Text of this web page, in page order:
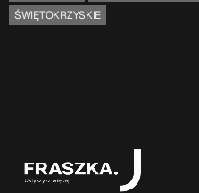
ŚWIĘTOKRZYSKIE